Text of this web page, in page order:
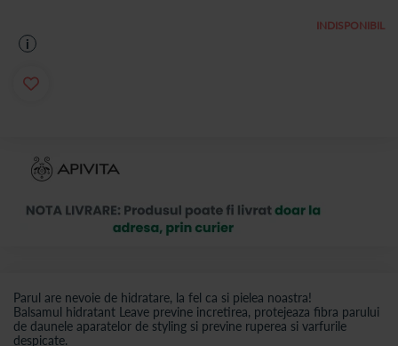
Parul are nevoie de hidratare, la fel ca si pielea noastra!
Balsamul hidratant Leave previne incretirea, protejeaza fibra parului
de daunele aparatelor de styling si previne ruperea si varfurile
despicate.
INDISPONIBIL
i